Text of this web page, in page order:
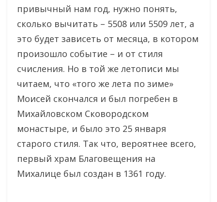
привычный нам год, нужно понять,
сколько вычитать – 5508 или 5509 лет, а
это будет зависеть от месяца, в котором
произошло событие – и от стиля
счисления. Но в той же летописи мы
читаем, что «того же лета по зиме»
Моисей скончался и был погребен в
Михайловском Сковородском
монастыре, и было это 25 января
старого стиля. Так что, вероятнее всего,
первый храм Благовещения на
Михалице был создан в 1361 году.